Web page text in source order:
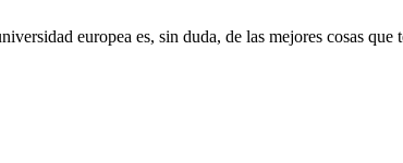
europea es, sin duda, de las mejores cosas que